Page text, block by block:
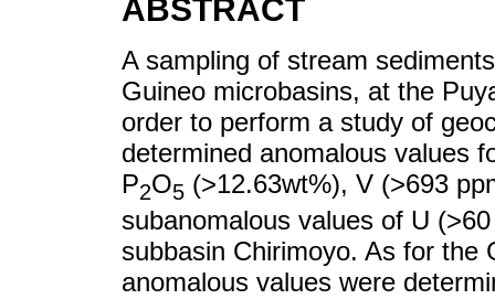
ABSTRACT
A sampling of stream
Guineo microbasins, at the
order to perform a study of
determined anomalous values
P2O5 (>12.63wt%), V (>693
subanomalous values of U
subbasin Chirimoyo. As for the
anomalous values were